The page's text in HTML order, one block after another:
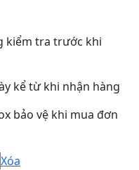
kiểm tra trước khi
kể từ khi nhận hàng
bảo vệ khi mua đơn
Xóa